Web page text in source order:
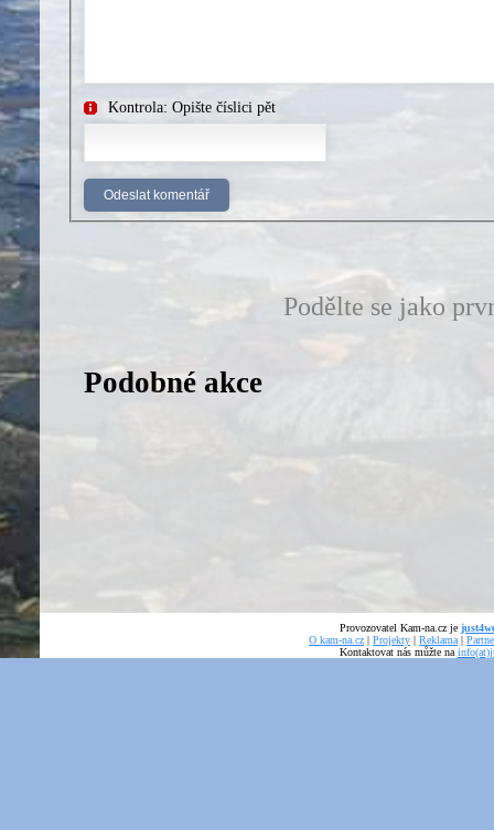
Kontrola: Opište číslici pět
Podělte se jako
Podobné akce
Provozovatel Kam-na.cz je
O kam-na.cz | Projekty | Reklama |
Kontaktovat nás můžte na